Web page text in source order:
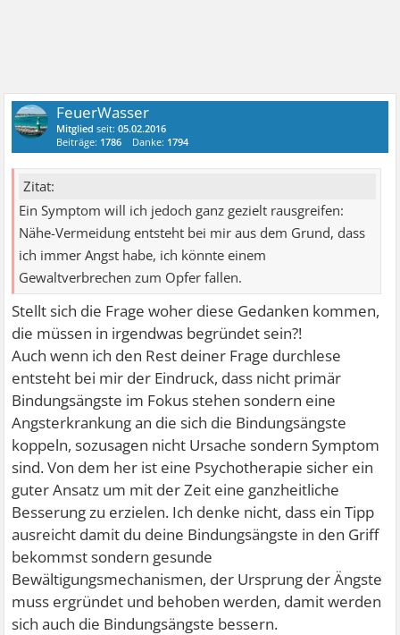
FeuerWasser
Mitglied seit:05.02.2016
Beiträge: 1786 Danke: 1794
Zitat:
Ein Symptom will ich jedoch ganz gezielt rausgreifen:
Nähe-Vermeidung entsteht bei mir aus dem Grund, dass
ich immer Angst habe, ich könnte einem
Gewaltverbrechen zum Opfer fallen.
Stellt sich die Frage woher diese Gedanken kommen,
die müssen in irgendwas begründet sein?!
Auch wenn ich den Rest deiner Frage durchlese
entsteht bei mir der Eindruck, dass nicht primär
Bindungsängste im Fokus stehen sondern eine
Angsterkrankung an die sich die Bindungsängste
koppeln, sozusagen nicht Ursache sondern Symptom
sind. Von dem her ist eine Psychotherapie sicher ein
guter Ansatz um mit der Zeit eine ganzheitliche
Besserung zu erzielen. Ich denke nicht, dass ein Tipp
ausreicht damit du deine Bindungsängste in den Griff
bekommst sondern gesunde
Bewältigungsmechanismen, der Ursprung der Ängste
muss ergründet und behoben werden, damit werden
sich auch die Bindungsängste bessern.